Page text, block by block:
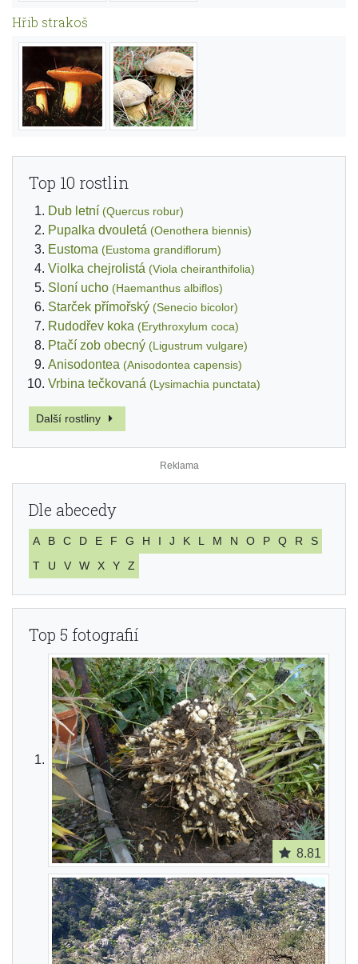
Hřib strakoš
Top 10 rostlin
Dub letní (Quercus robur)
Pupalka dvouletá (Oenothera biennis)
Eustoma (Eustoma grandiflorum)
Violka chejrolistá (Viola cheiranthifolia)
Sloní ucho (Haemanthus albiflos)
Starček přímořský (Senecio bicolor)
Rudodřev koka (Erythroxylum coca)
Ptačí zob obecný (Ligustrum vulgare)
Anisodontea (Anisodontea capensis)
Vrbina tečkovaná (Lysimachia punctata)
Další rostliny
Dle abecedy
A B C D E F G H I J K L M N O P Q R
S
T
U V W X Y Z
Top 5 fotografií
8.81